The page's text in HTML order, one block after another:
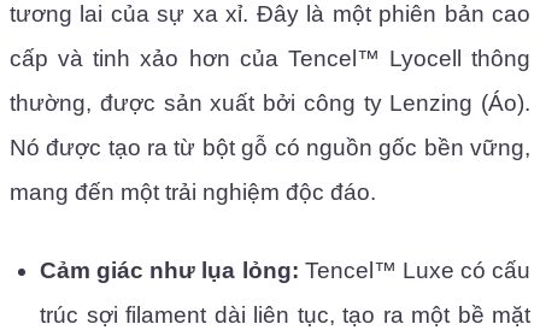
tương lai của sự xa xỉ. Đây là một phiên bản cao
cấp và tinh xảo hơn của Tencel™ Lyocell thông
thường, được sản xuất bởi công ty Lenzing (Áo).
Nó được tạo ra từ bột gỗ có nguồn gốc bền vững,
mang đến một trải nghiệm độc đáo.
Cảm giác như lụa lỏng: Tencel™ Luxe có cấu
trúc sợi filament dài liên tục, tạo ra một bề mặt